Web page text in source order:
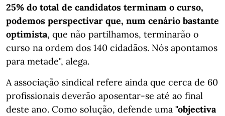
25% do total de candidatos terminam o curso,
podemos perspectivar que, num cenário bastante
optimista, que não partilhamos, terminarão o
curso na ordem dos 140 cidadãos. Nós apontamos
para metade", alega.
A associação sindical refere ainda que cerca de 60
profissionais deverão aposentar-se até ao final
deste ano. Como solução, defende uma "objectiva